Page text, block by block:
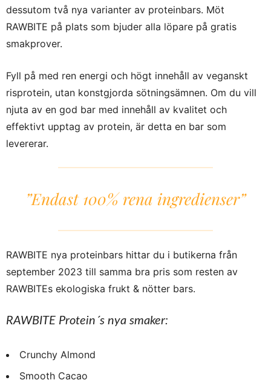
dessutom två nya varianter av proteinbars. Möt
RAWBITE på plats som bjuder alla löpare på gratis
smakprover.
Fyll på med ren energi och högt innehåll av veganskt
risprotein, utan konstgjorda sötningsämnen. Om du vill
njuta av en god bar med innehåll av kvalitet och
effektivt upptag av protein, är detta en bar som
levererar.
”Endast 100% rena ingredienser”
RAWBITE nya proteinbars hittar du i butikerna från
september 2023 till samma bra pris som resten av
RAWBITEs ekologiska frukt & nötter bars.
RAWBITE Protein´s nya smaker:
Crunchy Almond
Smooth Cacao